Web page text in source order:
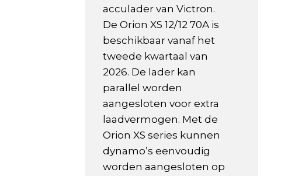
acculader van Victron.
De Orion XS 12/12 70A is
beschikbaar vanaf het
tweede kwartaal van
2026. De lader kan
parallel worden
aangesloten voor extra
laadvermogen. Met de
Orion XS series kunnen
dynamo’s eenvoudig
worden aangesloten op